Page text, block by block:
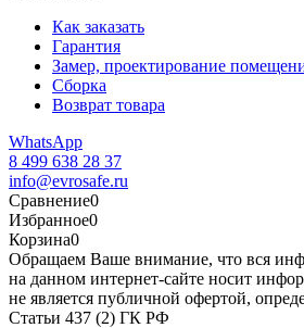
Как заказать
Гарантия
Замер, проектирование
Сборка
Возврат товара
WhatsApp
8 499 638 28 37
info@evrosafe.ru
Сравнение0
Избранное0
Корзина0
Обращаем Ваше внимание, что вся
на данном интернет-сайте носит
не является публичной офертой,
Статьи 437 (2) ГК РФ